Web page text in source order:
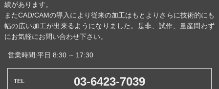
績があります。
またCAD/CAMの導入により従来の加工はもとよりさらに技術的にも
幅の広い加工が出来るようになりました。是非、試作、量産問わず
にお気軽にお問い合わせ下さい。
営業時間:平日 8:30 ∼ 17:30
03-6423-7039